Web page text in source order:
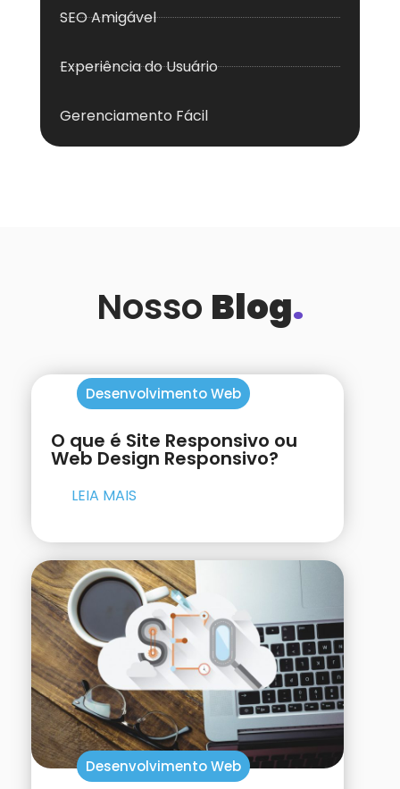
SEO Amigável
Experiência do Usuário
Gerenciamento Fácil
Nosso Blog.
Desenvolvimento Web
O que é Site Responsivo ou
Web Design Responsivo?
LEIA MAIS
Desenvolvimento Web